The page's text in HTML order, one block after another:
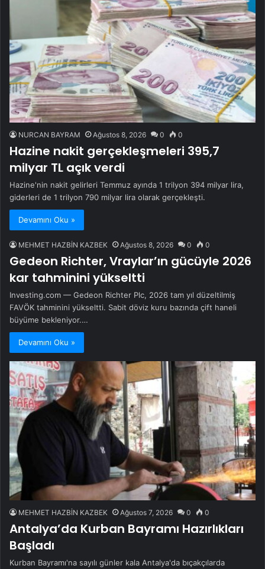
NURCAN BAYRAM Ağustos 8, 2026 0 0
Hazine nakit gerçekleşmeleri 395,7
milyar TL açık verdi
Hazine'nin nakit gelirleri Temmuz ayında 1 trilyon 394 milyar lira,
giderleri de 1 trilyon 790 milyar lira olarak gerçekleşti.
Devamını Oku »
MEHMET HAZBİN KAZBEK Ağustos 8, 2026 0 0
Gedeon Richter, Vraylar’ın gücüyle 2026
kar tahminini yükseltti
Investing.com — Gedeon Richter Plc, 2026 tam yıl düzeltilmiş
FAVÖK tahminini yükseltti. Sabit döviz kuru bazında çift haneli
büyüme bekleniyor.…
Devamını Oku »
MEHMET HAZBİN KAZBEK Ağustos 7, 2026 0 0
Antalya’da Kurban Bayramı Hazırlıkları
Başladı
Kurban Bayramı'na sayılı günler kala Antalya'da bıçakçılarda